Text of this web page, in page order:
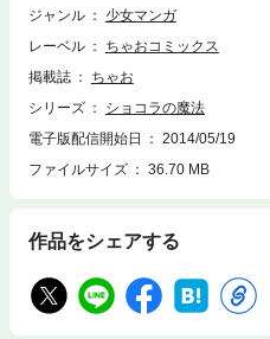
ジャンル
少女マンガ
レーベル
ちゃおコミックス
掲載誌
ちゃお
シリーズ
ショコラの魔法
電子版配信開始日
2014/05/19
ファイルサイズ
36.70 MB
作品をシェアする